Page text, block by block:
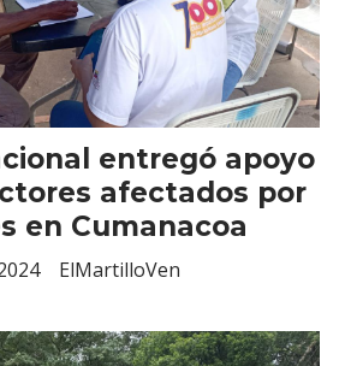
entregó apoyo
afectados por
en Cumanacoa
ElMartilloVen